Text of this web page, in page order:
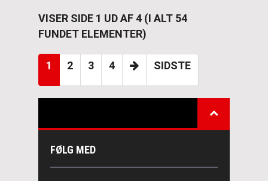
VISER SIDE 1 UD AF 4 (I ALT 54
FUNDET ELEMENTER)
1 2 3 4 SIDSTE
FØLG MED